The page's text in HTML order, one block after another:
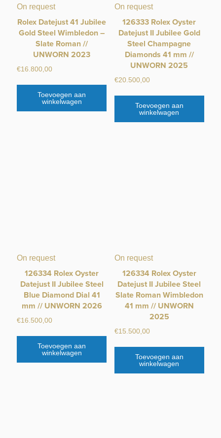
On request
Rolex Datejust 41 Jubilee
Gold Steel Wimbledon –
Slate Roman //
UNWORN 2023
€16.800,00
Toevoegen aan
winkelwagen
On request
126333 Rolex Oyster
Datejust II Jubilee Gold
Steel Champagne
Diamonds 41 mm //
UNWORN 2025
€20.500,00
Toevoegen aan
winkelwagen
On request
126334 Rolex Oyster
Datejust II Jubilee Steel
Blue Diamond Dial 41
mm // UNWORN 2026
€16.500,00
Toevoegen aan
winkelwagen
On request
126334 Rolex Oyster
Datejust II Jubilee Steel
Slate Roman Wimbledon
41 mm // UNWORN
2025
€15.500,00
Toevoegen aan
winkelwagen